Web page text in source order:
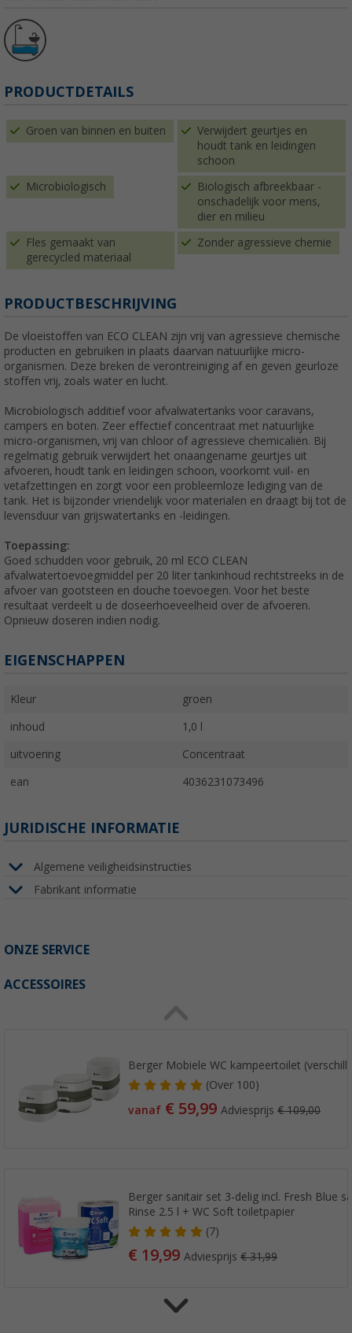
PRODUCTDETAILS
Groen van binnen en buiten
Verwijdert geurtjes en
houdt tank en leidingen
schoon
Microbiologisch
Biologisch afbreekbaar -
onschadelijk voor mens,
dier en milieu
Fles gemaakt van
gerecycled materiaal
Zonder agressieve chemie
PRODUCTBESCHRIJVING
De vloeistoffen van ECO CLEAN zijn vrij van agressieve chemische
producten en gebruiken in plaats daarvan natuurlijke micro-
organismen. Deze breken de verontreiniging af en geven geurloze
stoffen vrij, zoals water en lucht.
Microbiologisch additief voor afvalwatertanks voor caravans,
campers en boten. Zeer effectief concentraat met natuurlijke
micro-organismen, vrij van chloor of agressieve chemicaliën. Bij
regelmatig gebruik verwijdert het onaangename geurtjes uit
afvoeren, houdt tank en leidingen schoon, voorkomt vuil- en
vetafzettingen en zorgt voor een probleemloze lediging van de
tank. Het is bijzonder vriendelijk voor materialen en draagt bij tot de
levensduur van grijswatertanks en -leidingen.
Toepassing:
Goed schudden voor gebruik, 20 ml ECO CLEAN
afvalwatertoevoegmiddel per 20 liter tankinhoud rechtstreeks in de
afvoer van gootsteen en douche toevoegen. Voor het beste
resultaat verdeelt u de doseerhoeveelheid over de afvoeren.
Opnieuw doseren indien nodig.
EIGENSCHAPPEN
Kleur groen
inhoud 1,0 l
uitvoering Concentraat
ean 4036231073496
JURIDISCHE INFORMATIE
Algemene veiligheidsinstructies
Fabrikant informatie
ONZE SERVICE
ACCESSOIRES
Berger Mobiele WC kampeertoilet
(Over100)
vanaf € 59,99Adviesprijs€ 109,00
Berger sanitair set 3-delig incl. Fresh Blue
Rinse 2.5 l + WC Soft toiletpapier
(7)
€ 19,99Adviesprijs€ 31,99